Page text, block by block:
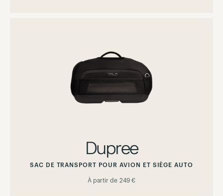
Dupree
SAC DE TRANSPORT POUR AVION ET SIÈGE AUTO
À partir de 249 €